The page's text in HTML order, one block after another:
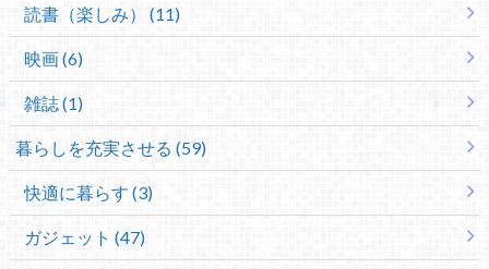
読書（楽しみ） (11)
映画 (6)
雑誌 (1)
暮らしを充実させる (59)
快適に暮らす (3)
ガジェット (47)